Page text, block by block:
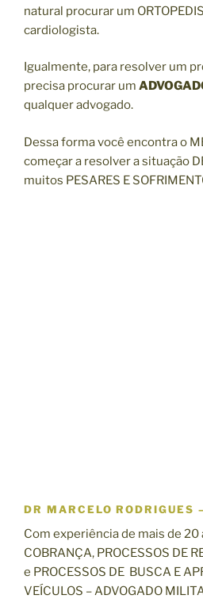
natural procurar um
cardiologista.
Igualmente, para resolver um
precisa procurar um
qualquer advogado.
Dessa forma você encontra o
começar a resolver a situação
muitos PESARES E
DR MARCELO RODRIGUES
Com experiência de mais de 20
COBRANÇA, PROCESSOS DE
e PROCESSOS DE BUSCA E
VEÍCULOS – ADVOGADO